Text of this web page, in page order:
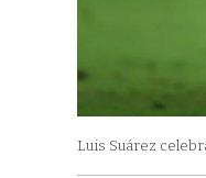
Luis Suárez